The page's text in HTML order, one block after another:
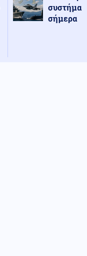
σήμερα